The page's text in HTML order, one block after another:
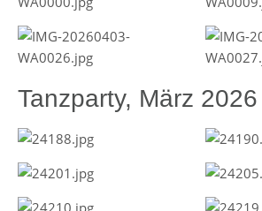
Tanzparty, März 2026